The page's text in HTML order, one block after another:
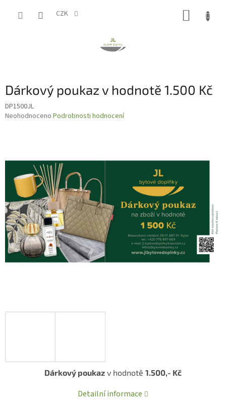
CZK
Dárkový poukaz v hodnotě 1.500 Kč
DP1500JL
Průměrné
z
hvězdiček.
Neohodnoceno Podrobnosti hodnocení
Dárkový poukaz v hodnotě 1.500,- Kč
Detailní informace